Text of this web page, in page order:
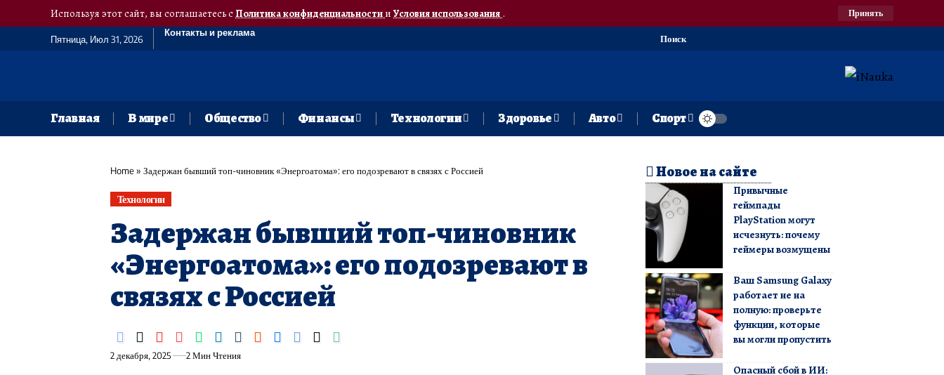
Используя этот сайт, вы соглашаетесь сПолитика конфиденциальностии Условия использования. Принять
Пятница, Июл 31, 2026
Контакты и реклама
Поиск
Главная В мире Общество Финансы Технологии Здоровье Авто Спорт
Home» Задержан бывший топ-чиновник «Энергоатома»: его подозревают в связях с Россией
Технологии
Задержан бывший топ-чиновник
«Энергоатома»: его подозревают в
связях с Россией
2 декабря, 2025 2 Мин Чтения
Новое на сайте
Привычные
геймпады
PlayStation могут
исчезнуть: почему
геймеры возмущены
Ваш Samsung Galaxy
работает не на
полную: проверьте
функции, которые
вы могли пропустить
Опасный сбой в ИИ: